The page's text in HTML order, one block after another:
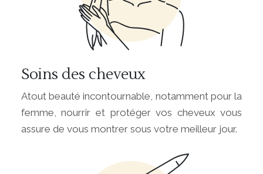
Soins des cheveux
Atout beauté incontournable, notamment pour la
femme, nourrir et protéger vos cheveux vous
assure de vous montrer sous votre meilleur jour.